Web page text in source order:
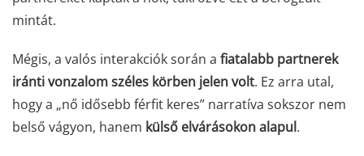
mintát.
Mégis, a valós interakciók során a fiatalabb partnerek
iránti vonzalom széles körben jelen volt. Ez arra utal,
hogy a „nő idősebb férfit keres” narratíva sokszor nem
belső vágyon, hanem külső elvárásokon alapul.